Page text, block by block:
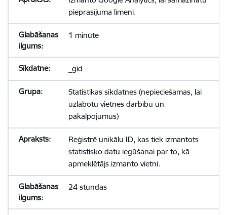
pieprasījuma līmeni.
1 minūte
_gid
Statistikas sīkdatnes (nepieciešamas, lai
uzlabotu vietnes darbību un
pakalpojumus)
Reģistrē unikālu ID, kas tiek izmantots
statistisko datu iegūšanai par to, kā
apmeklētājs izmanto vietni.
24 stundas